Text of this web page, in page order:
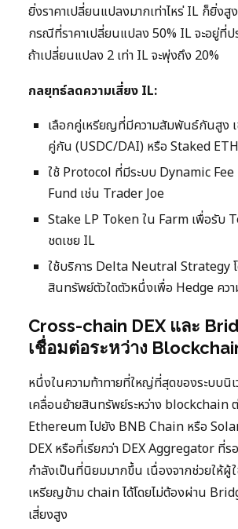
ยิ่งราคาเปลี่ยนแปลงมากเท่าไหร่ IL ก็ยิ่งสู
กรณีที่ราคาเปลี่ยนแปลง 50% IL จะอยู่ที่
ถ้าเปลี่ยนแปลง 2 เท่า IL จะพุ่งถึง 20%
กลยุทธ์ลดความเสี่ยง IL:
เลือกคู่เหรียญที่มีความสัมพันธ์กันสูง
คู่กัน (USDC/DAI) หรือ Staked
ใช้ Protocol ที่มีระบบ Dynamic
Fund เช่น Trader Joe
Stake LP Token ใน Farm เพื่อรับ
ชดเชย IL
ใช้บริการ Delta Neutral Strategy
สินทรัพย์ตัวใดตัวหนึ่งเพื่อ Hedge ควา
Cross-chain DEX และ
เชื่อมต่อระหว่าง
หนึ่งในความท้าทายที่ใหญ่ที่สุดของระบบนิ
เคลื่อนย้ายสินทรัพย์ระหว่าง blockchain
Ethereum ไปยัง BNB Chain หรือ
DEX หรือที่เรียกว่า DEX Aggregator ที่
กำลังเป็นที่นิยมมากขึ้น เนื่องจากช่วยให้ผู้
เหรียญข้าม chain ได้โดยไม่ต้องผ่าน
เสี่ยงสูง